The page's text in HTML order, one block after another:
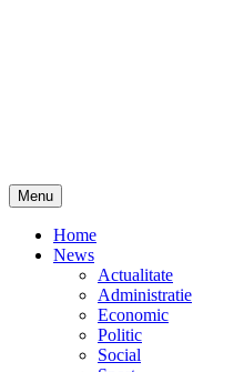
Menu Skip
to
content
Home
News
Actualitate
Administratie
Economic
Politic
Social